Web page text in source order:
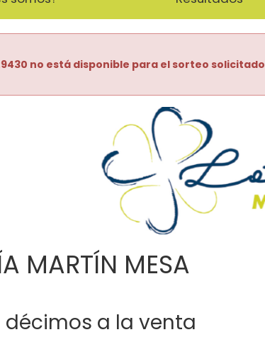
no está disponible para el sorteo solicitado
anterior
MARTÍN MESA
décimos a la venta